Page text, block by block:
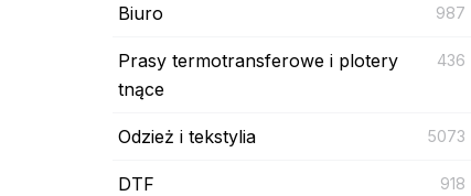
Biuro 987
Prasy termotransferowe i plotery
tnące
436
Odzież i tekstylia 5073
DTF 918